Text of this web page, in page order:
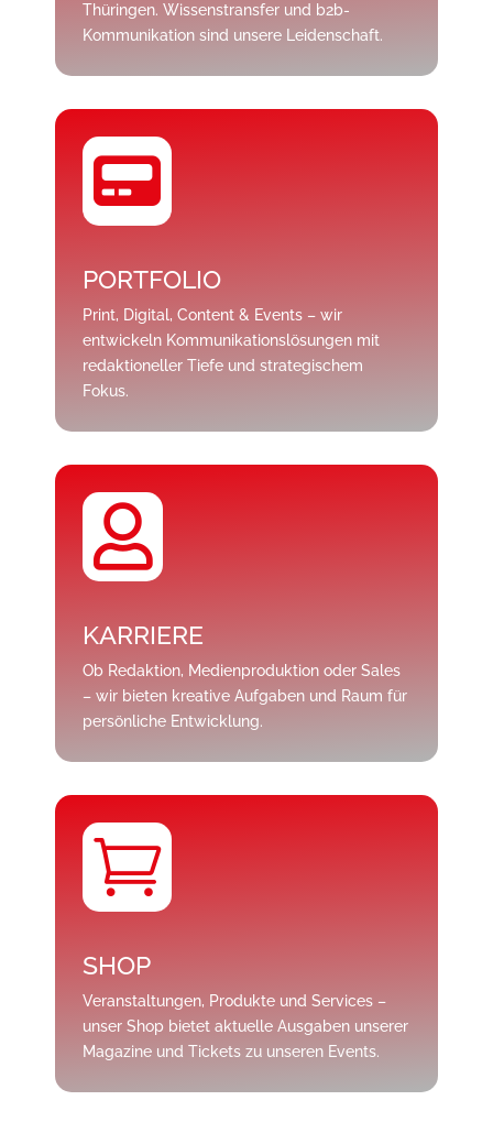
Thüringen. Wissenstransfer und b2b-
Kommunikation sind unsere Leidenschaft.

PORTFOLIO
Print, Digital, Content & Events – wir
entwickeln Kommunikationslösungen mit
redaktioneller Tiefe und strategischem
Fokus.

KARRIERE
Ob Redaktion, Medienproduktion oder Sales
– wir bieten kreative Aufgaben und Raum für
persönliche Entwicklung.

SHOP
Veranstaltungen, Produkte und Services –
unser Shop bietet aktuelle Ausgaben unserer
Magazine und Tickets zu unseren Events.